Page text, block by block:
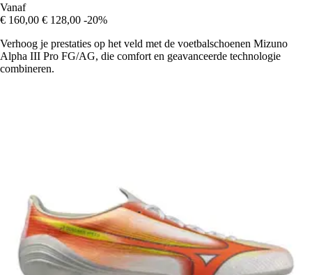
Vanaf
€ 160,00 € 128,00 -20%
Verhoog je prestaties op het veld met de voetbalschoenen Mizuno
Alpha III Pro FG/AG, die comfort en geavanceerde technologie
combineren.